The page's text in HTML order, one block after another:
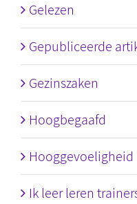
Gelezen
Gepubliceerde
Gezinszaken
Hoogbegaafd
Hooggevoeligheid
Ik leer leren